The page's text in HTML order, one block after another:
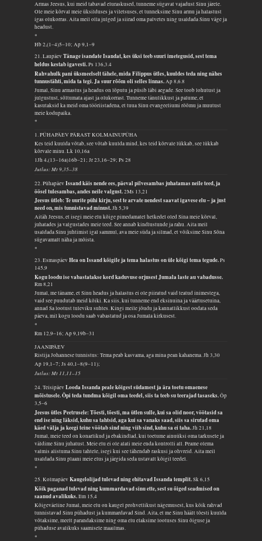
Armas Jeesus, kui meid tabavad eluraskused, tunneme sügavat vajadust Sinu järele.
Ole meie kõrval meie üksilduses ja viletsuses, et tunneksime Sinu armu ja halastust
igas olukorras. Aita meil olla julged ja siirad oma palvetes ning usaldada Sinu väge ja
headust.
*
Hb 2,(1–4)5–10; Ap 9,1–9
21. LaupäevTänage isandate Isandat, kes üksi teeb suuri imetegusid, sest tema
heldus kestab igavesti.Ps 136,3.4
Rahvahulk pani üksmeelselt tähele, mida Filippus ütles, kuuldes teda ning nähes
tunnustähti, mida ta tegi. Ja suur rõõm oli selles linnas.Ap 8,6.8
Jumal, Sinu armastus ja headus on lõputu ja püsib läbi aegade. See toob lohutust ja
julgustust, sõltumata ajast ja olukorrast. Tunneme tänulikkust ja palume, et
kasutaksid ka meid oma tööriistadena, et tuua Sinu evangeeliumi rõõmu ja muutust
meie kodupaika.
*
1. PÜHAPÄEV PÄRAST KOLMAINUPÜHA
Kes teid kuulda võtab, see võtab kuulda mind, kes teid kõrvale lükkab, see lükkab
kõrvale minu.Lk 10,16a
1Jh 4,(13–16a)16b–21; Jr 23,16–29; Ps 28
Jutlus: Mt 9,35–38
22. PühapäevIssand käis nende ees, päeval pilvesambas juhatamas neile teed, ja
öösel tulesambas, andes neile valgust.2Ms 13,21
Jeesus ütleb: Te uurite pühi kirju, sest te arvate nendest saavat igavese elu – ja just
need on, mis tunnistavad minust.Jh 5,39
Aitäh Jeesus, et isegi meie elu kõige pimedamatel hetkedel oled Sina meie kõrval,
juhatades ja valgustades meie teed. See annab kindlustunde ja rahu. Aita meil
usaldada Sinu juhtimist igal sammul, ava meie süda ja silmad, et võiksime Sinu Sõna
sügavamalt näha ja mõista.
*
23. EsmaspäevHea on Issand kõigile ja tema halastus on üle kõigi tema tegude.Ps
145,9
Kogu loodu ise vabastatakse kord kaduvuse orjusest Jumala laste au vabadusse.
Rm 8,21
Jumal, me täname, et Sinu headus ja halastus ei ole piiratud vaid teatud inimestega,
vaid see puudutab meid kõiki. Ka siis, kui tunneme end eksinuina ja väärtusetuina,
annad Sa lootust tuleviku suhtes. Kingi meile jõudu ja kannatlikkust oodata seda
päeva, mil kogu loodu saab vabastatud ja osa Jumala kirkusest.
*
Rm 12,9–16; Ap 9,19b–31
JAANIPÄEV
Ristija Johannese tunnistus: Tema peab kasvama, aga mina pean kahanema.Jh 3,30
Ap 19,1–7; Js 40,1–8(9–11);
Jutlus: Mt 11,11–15
24. TeisipäevLooda Issanda peale kõigest südamest ja ära toetu omaenese
mõistusele. Õpi teda tundma kõigil oma teedel, siis ta teeb su teerajad tasaseks.Õp
3,5–6
Jeesus ütles Peetrusele: Tõesti, tõesti, ma ütlen sulle, kui sa olid noor, vöötasid sa
end ise ning läksid, kuhu sa tahtsid, aga kui sa vanaks saad, siis sa sirutad oma
käed välja ja keegi teine vöötab sind ning viib sind, kuhu sa ei taha.Jh 21,18
Jumal, meie teed on konarlikud ja ebakindlad, kui toetume ainuüksi oma tarkusele ja
väldime Sinu juhatust. Meie elu ei ole alati meie enda kontrolli all. Peame olema
valmis alistuma Sinu tahtele, isegi kui see tähendab raskusi ja ohvreid. Aita meil
usaldada Sinu plaani meie elus ja järgida seda ustavalt kõigil teedel.
*
25. KolmapäevKaugelolijad tulevad ning ehitavad Issanda templit.Sk 6,15
Kõik paganad tulevad ning kummardavad sinu ette, sest su õiged seadmised on
saanud avalikuks.Ilm 15,4
Kõigeväeline Jumal, meie elu on kaugel prohvetlikust nägemusest, kus kõik rahvad
tunnistavad Sinu pühadust ja kummardavad Sind. Aita, et me Sinu häält tõesti kuulda
võtaksime, meelt parandaksime ning oma elu elaksime lootuses Sinu õiguse ja
pühaduse avalikuks saamisele maailmas.
*